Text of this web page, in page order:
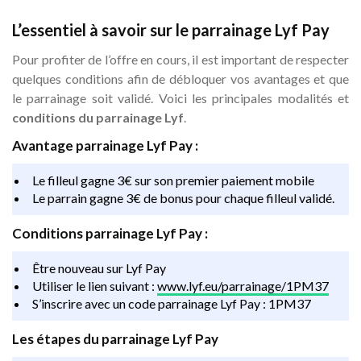
L’essentiel à savoir sur le parrainage Lyf Pay
Pour profiter de l’offre en cours, il est important de respecter
quelques conditions afin de débloquer vos avantages et que
le parrainage soit validé. Voici les principales modalités et
conditions du parrainage Lyf.
Avantage parrainage Lyf Pay :
Le filleul gagne 3€ sur son premier paiement mobile
Le parrain gagne 3€ de bonus pour chaque filleul validé.
Conditions parrainage Lyf Pay :
Être nouveau sur Lyf Pay
Utiliser le lien suivant : www.lyf.eu/parrainage/1PM37
S’inscrire avec un code parrainage Lyf Pay : 1PM37
Les étapes du parrainage Lyf Pay